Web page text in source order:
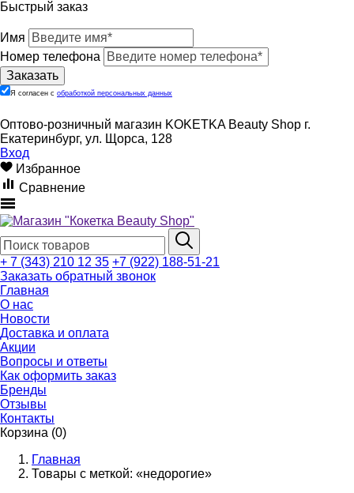
Быстрый заказ
Имя
Номер телефона
Я согласен с обработкой персональных данных
Оптово-розничный магазин KOKETKA Beauty Shop г.
Екатеринбург, ул. Щорса, 128
Вход
Избранное
Сравнение
+ 7 (343) 210 12 35 +7 (922) 188-51-21
Заказать обратный звонок
Главная
О нас
Новости
Доставка и оплата
Акции
Вопросы и ответы
Как оформить заказ
Бренды
Отзывы
Контакты
Корзина (0)
Главная
Товары с меткой: «недорогие»